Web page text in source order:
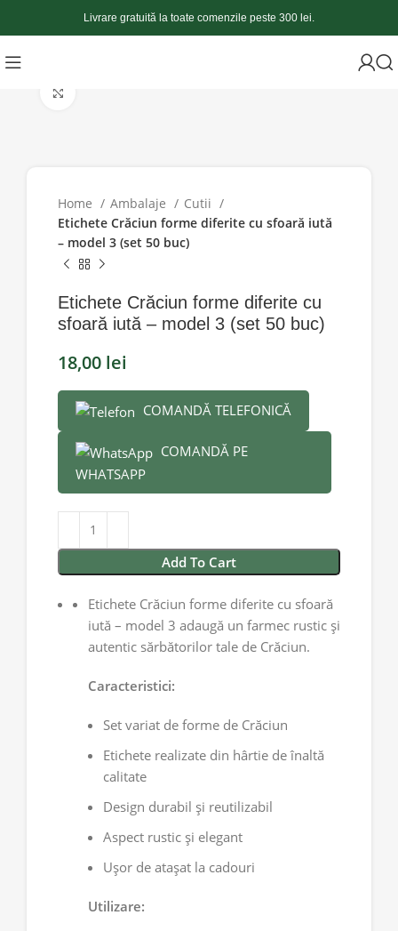
Livrare gratuită la toate comenzile peste 300 lei.
Home Ambalaje
Cutii
Etichete Crăciun forme diferite cu sfoară iută
– model 3 (set 50 buc)
Etichete Crăciun forme diferite cu
sfoară iută – model 3 (set 50 buc)
18,00 lei
COMANDĂ TELEFONICĂ
COMANDĂ PE
WHATSAPP
Add To Cart
Etichete Crăciun forme diferite cu sfoară
iută – model 3 adaugă un farmec rustic și
autentic sărbătorilor tale de Crăciun.
Caracteristici:
Set variat de forme de Crăciun
Etichete realizate din hârtie de înaltă
calitate
Design durabil și reutilizabil
Aspect rustic și elegant
Ușor de atașat la cadouri
Utilizare: